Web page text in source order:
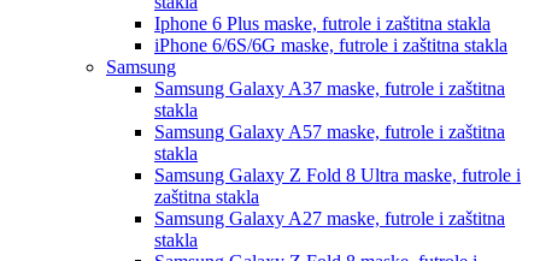
Iphone 6 Plus maske, futrole i zaštitna stakla
iPhone 6/6S/6G maske, futrole i zaštitna stakla
Samsung
Samsung Galaxy A37 maske, futrole i zaštitna
stakla
Samsung Galaxy A57 maske, futrole i zaštitna
stakla
Samsung Galaxy Z Fold 8 Ultra maske, futrole i
zaštitna stakla
Samsung Galaxy A27 maske, futrole i zaštitna
stakla